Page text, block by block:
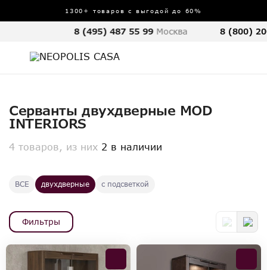
1300+ товаров с выгодой до 60%
8 (495) 487 55 99 Москва 8 (800)
Серванты двухдверные MOD
INTERIORS
4 товаров, из них 2 в наличии
ВСЕ двухдверные с подсветкой
Фильтры